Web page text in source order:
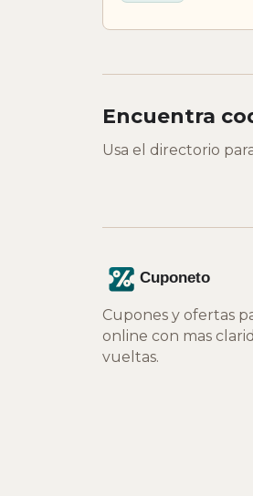
Encuentra
Usa el directorio
Cupones y ofertas
online con mas
vueltas.